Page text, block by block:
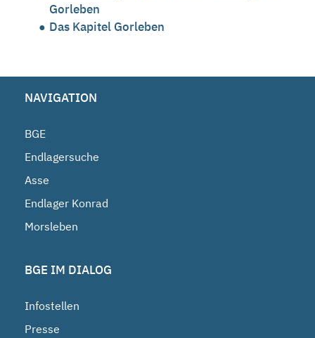
Gorleben
Das Kapitel Gorleben
NAVIGATION
BGE
Endlagersuche
Asse
Endlager Konrad
Morsleben
BGE IM DIALOG
Infostellen
Presse